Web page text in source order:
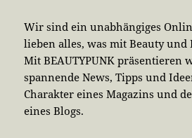
Wir sind ein unabhängiges
lieben alles, was mit Beauty
Mit BEAUTYPUNK präsentieren
spannende News, Tipps und
Charakter eines Magazins und
eines Blogs.